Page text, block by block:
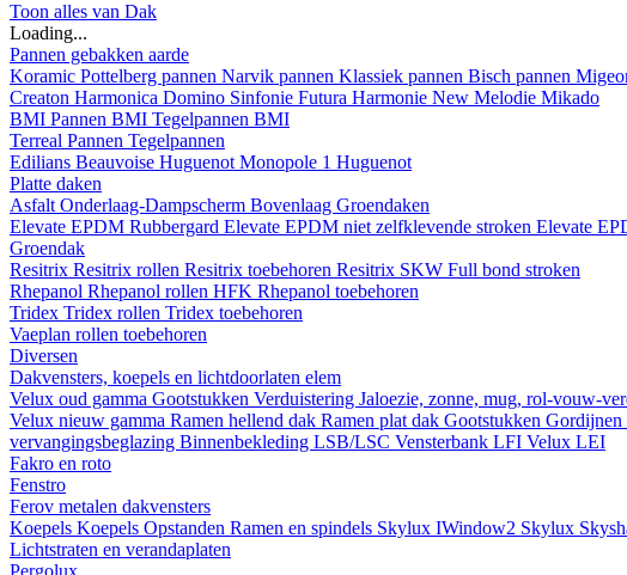
Toon alles van Dak
Loading...
Pannen gebakken aarde
Koramic Pottelberg pannen Narvik pannen Klassiek pannen Bisch pannen
Creaton Harmonica Domino Sinfonie Futura Harmonie New Melodie Mikado
BMI Pannen BMI Tegelpannen BMI
Terreal Pannen Tegelpannen
Edilians Beauvoise Huguenot Monopole 1 Huguenot
Platte daken
Asfalt Onderlaag-Dampscherm Bovenlaag Groendaken
Elevate EPDM Rubbergard Elevate EPDM niet zelfklevende stroken Elevate
Groendak
Resitrix Resitrix rollen Resitrix toebehoren Resitrix SKW Full bond stroken
Rhepanol Rhepanol rollen HFK Rhepanol toebehoren
Tridex Tridex rollen Tridex toebehoren
Vaeplan rollen toebehoren
Diversen
Dakvensters, koepels en lichtdoorlaten elem
Velux oud gamma Gootstukken Verduistering Jaloezie, zonne, mug, rol-vouw-
Velux nieuw gamma Ramen hellend dak Ramen plat dak Gootstukken Gordijnen
vervangingsbeglazing Binnenbekleding LSB/LSC Vensterbank LFI Velux LEI
Fakro en roto
Fenstro
Ferov metalen dakvensters
Koepels Koepels Opstanden Ramen en spindels Skylux IWindow2 Skylux
Lichtstraten en verandaplaten
Pergolux